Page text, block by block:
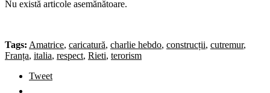
Nu există articole asemănătoare.
Tags: Amatrice, caricatură, charlie hebdo, construcții, cutremur,
Franța, italia, respect, Rieti, terorism
Tweet